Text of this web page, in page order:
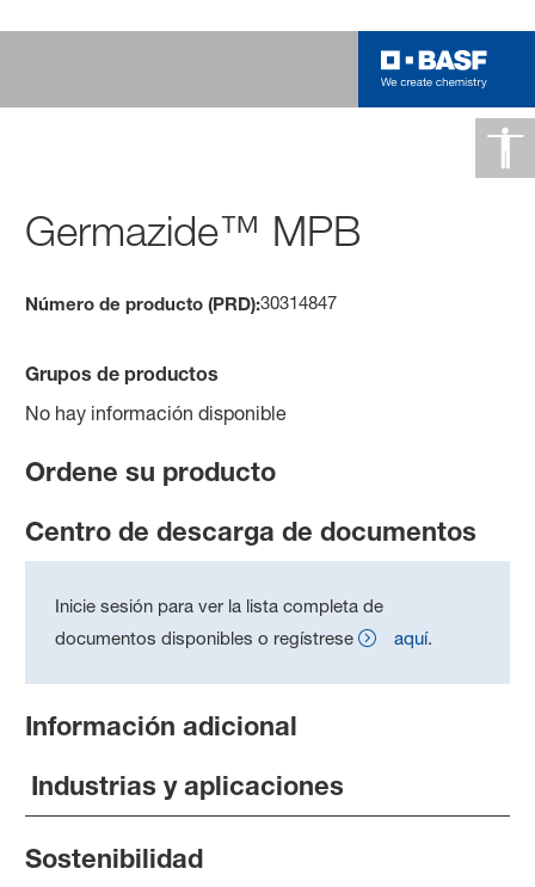
Germazide™ MPB
Número de producto (PRD):30314847
Grupos de productos
No hay información disponible
Ordene su producto
Centro de descarga de documentos
Inicie sesión para ver la lista completa de
documentos disponibles o regístrese
aquí.
Información adicional
Industrias y aplicaciones
Sostenibilidad